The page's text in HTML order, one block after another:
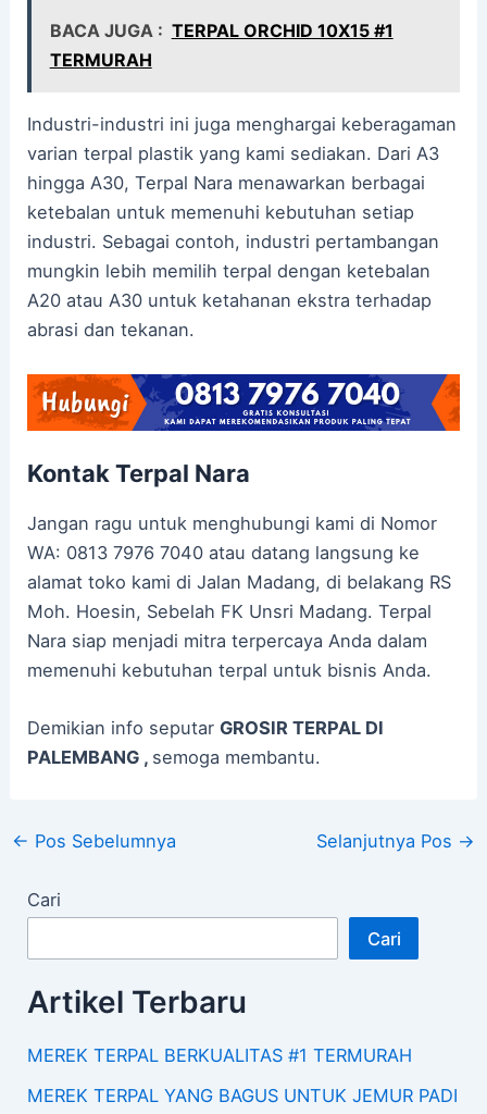
BACA JUGA : TERPAL ORCHID 10X15 #1
TERMURAH
Industri-industri ini juga menghargai keberagaman
varian terpal plastik yang kami sediakan. Dari A3
hingga A30, Terpal Nara menawarkan berbagai
ketebalan untuk memenuhi kebutuhan setiap
industri. Sebagai contoh, industri pertambangan
mungkin lebih memilih terpal dengan ketebalan
A20 atau A30 untuk ketahanan ekstra terhadap
abrasi dan tekanan.
Kontak Terpal Nara
Jangan ragu untuk menghubungi kami di Nomor
WA: 0813 7976 7040 atau datang langsung ke
alamat toko kami di Jalan Madang, di belakang RS
Moh. Hoesin, Sebelah FK Unsri Madang. Terpal
Nara siap menjadi mitra terpercaya Anda dalam
memenuhi kebutuhan terpal untuk bisnis Anda.
Demikian info seputarGROSIR TERPAL DI
PALEMBANG , semoga membantu.
← Pos Sebelumnya Selanjutnya Pos →
Cari
Cari
Artikel Terbaru
MEREK TERPAL BERKUALITAS #1 TERMURAH
MEREK TERPAL YANG BAGUS UNTUK JEMUR PADI